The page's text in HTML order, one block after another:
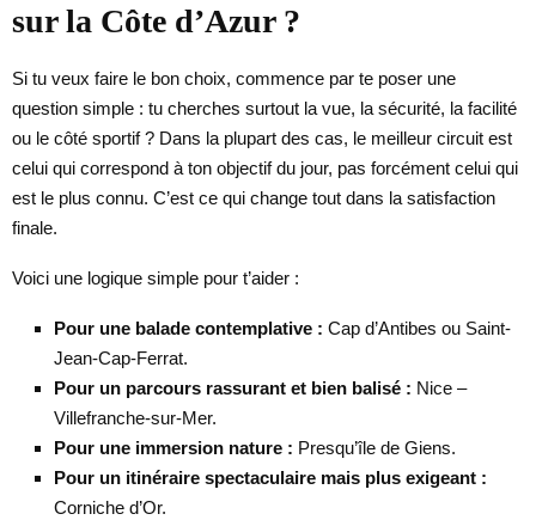
sur la Côte d’Azur ?
Si tu veux faire le bon choix, commence par te poser une
question simple : tu cherches surtout la vue, la sécurité, la facilité
ou le côté sportif ? Dans la plupart des cas, le meilleur circuit est
celui qui correspond à ton objectif du jour, pas forcément celui qui
est le plus connu. C’est ce qui change tout dans la satisfaction
finale.
Voici une logique simple pour t’aider :
Pour une balade contemplative : Cap d’Antibes ou Saint-
Jean-Cap-Ferrat.
Pour un parcours rassurant et bien balisé : Nice –
Villefranche-sur-Mer.
Pour une immersion nature : Presqu’île de Giens.
Pour un itinéraire spectaculaire mais plus exigeant :
Corniche d’Or.